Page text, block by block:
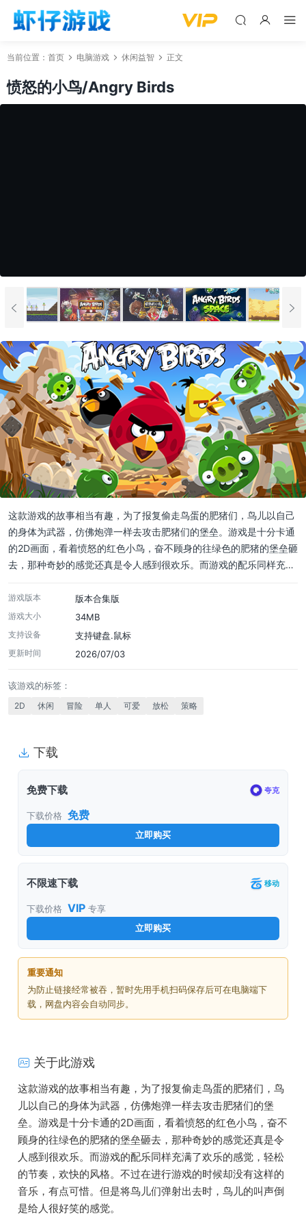
当前位置： 首页 电脑游戏 休闲益智 正文
愤怒的小鸟/Angry Birds
这款游戏的故事相当有趣，为了报复偷走鸟蛋的肥猪们，鸟儿以自己
的身体为武器，仿佛炮弹一样去攻击肥猪们的堡垒。游戏是十分卡通
的2D画面，看着愤怒的红色小鸟，奋不顾身的往绿色的肥猪的堡垒砸
去，那种奇妙的感觉还真是令人感到很欢乐。而游戏的配乐同样充满
没有这样的音乐，有点可惜。但是将鸟儿们弹射出去时，鸟儿的叫声
倒是给人很好笑的感觉。
游戏版本 版本合集版
游戏大小 34MB
支持设备 支持键盘.鼠标
更新时间 2026/07/03
该游戏的标签：
2D 休闲 冒险 单人 可爱 放松 策略
下载
免费下载 夸克
下载价格 免费
立即购买
不限速下载 移动
下载价格 VIP 专享
立即购买
重要通知
为防止链接经常被吞，暂时先用手机扫码保存后可在电脑端下
载，网盘内容会自动同步。
关于此游戏
这款游戏的故事相当有趣，为了报复偷走鸟蛋的肥猪们，鸟
儿以自己的身体为武器，仿佛炮弹一样去攻击肥猪们的堡
垒。游戏是十分卡通的2D画面，看着愤怒的红色小鸟，奋不
顾身的往绿色的肥猪的堡垒砸去，那种奇妙的感觉还真是令
人感到很欢乐。而游戏的配乐同样充满了欢乐的感觉，轻松
的节奏，欢快的风格。不过在进行游戏的时候却没有这样的
音乐，有点可惜。但是将鸟儿们弹射出去时，鸟儿的叫声倒
是给人很好笑的感觉。